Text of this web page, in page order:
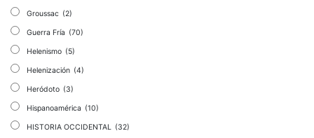
Groussac (2)
Guerra Fría (70)
Helenismo (5)
Helenización (4)
Heródoto (3)
Hispanoamérica (10)
HISTORIA OCCIDENTAL (32)